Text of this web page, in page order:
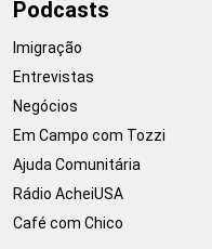
Podcasts
Imigração
Entrevistas
Negócios
Em Campo com Tozzi
Ajuda Comunitária
Rádio AcheiUSA
Café com Chico